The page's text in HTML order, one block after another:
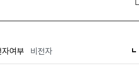
자여부 비전자